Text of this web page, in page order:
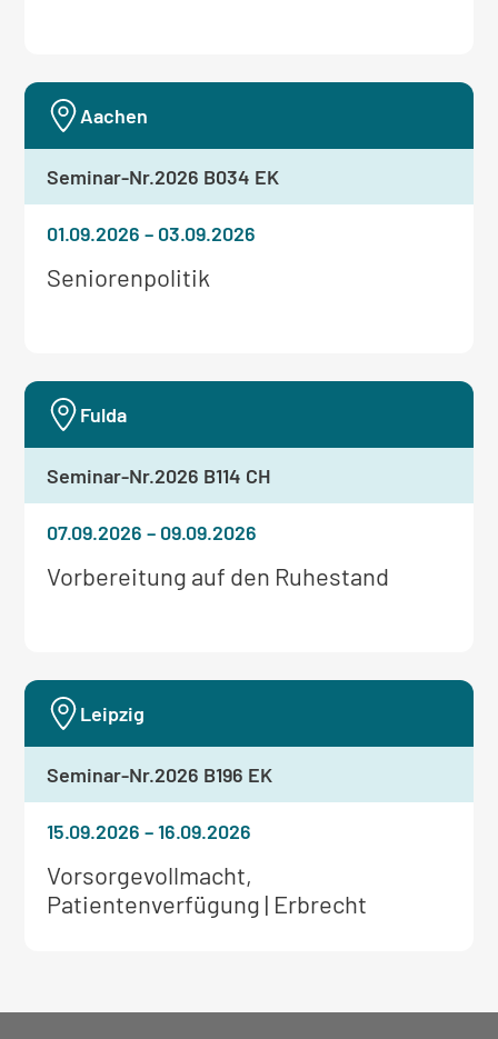
Weitere
Seniorenpolitik
01.09.2026– 03.09.2026
Aachen
Seminar-Nr.2026 B034 EK
Weitere
Vorbereitung auf den Ruhestand
07.09.2026– 09.09.2026
Fulda
Seminar-Nr.2026 B114 CH
Weitere
Informationen
Vorsorgevollmacht,
Patientenverfügung | Erbrecht
15.09.2026–16.09.2026
Leipzig
Seminar-Nr.2026 B196 EK